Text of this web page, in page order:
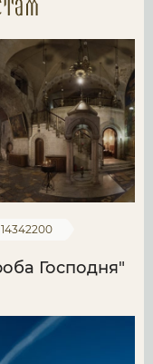
14342200
Господня"